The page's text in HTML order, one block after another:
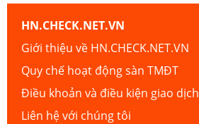
HN.CHECK.NET.VN
Giới thiệu về HN.CHECK.NET.VN
Quy chế hoạt động sàn TMĐT
Điều khoản và điều kiện giao dịch
Liên hệ với chúng tôi